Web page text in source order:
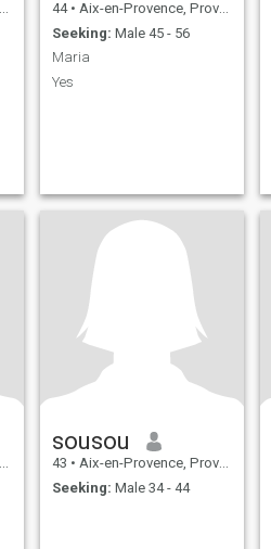
44 • Aix-en-Provence, Provence-Alpes-Côte d'Azur, France
Seeking: Male 45 - 56
Maria
Yes
sousou
43 • Aix-en-Provence, Provence-Alpes-Côte d'Azur, France
Seeking: Male 34 - 44